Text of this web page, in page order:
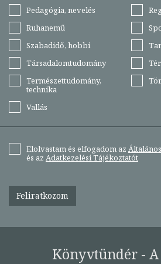
Pedagógia, nevelés
Ruhanemű
Szabadidő, hobbi
Társadalomtudomány
Természettudomány,
technika
Vallás
Elolvastam és elfogadom az
és az Adatkezelési Tájékoztatót
Feliratkozom
Könyvtündér -